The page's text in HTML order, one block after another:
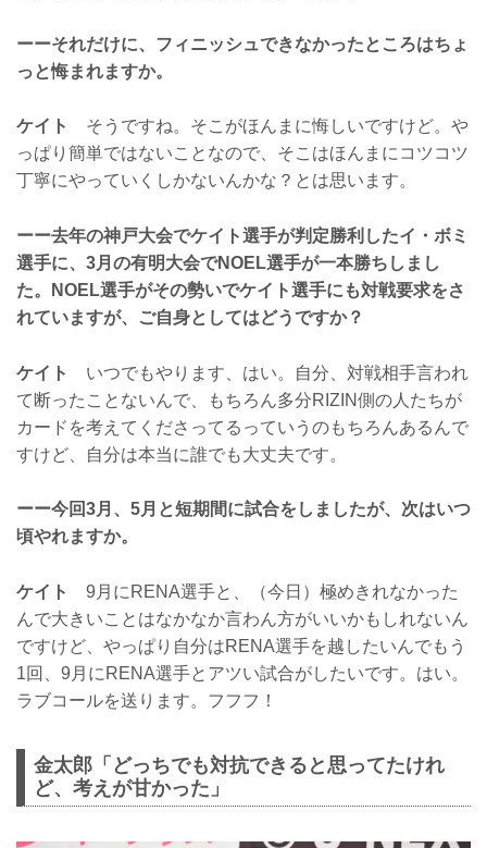
ーーそれだけに、フィニッシュできなかったところはちょ
っと悔まれますか。
ケイト
そうですね。そこがほんまに悔しいですけど。や
っぱり簡単ではないことなので、そこはほんまにコツコツ
丁寧にやっていくしかないんかな？とは思います。
ーー去年の神戸大会でケイト選手が判定勝利したイ・ボミ
選手に、3月の有明大会でNOEL選手が一本勝ちしまし
た。NOEL選手がその勢いでケイト選手にも対戦要求をさ
れていますが、ご自身としてはどうですか？
ケイト
いつでもやります、はい。自分、対戦相手言われ
て断ったことないんで、もちろん多分RIZIN側の人たちが
カードを考えてくださってるっていうのもちろんあるんで
すけど、自分は本当に誰でも大丈夫です。
ーー今回3月、5月と短期間に試合をしましたが、次はいつ
頃やれますか。
ケイト
9月にRENA選手と、（今日）極めきれなかった
んで大きいことはなかなか言わん方がいいかもしれないん
ですけど、やっぱり自分はRENA選手を越したいんでもう
1回、9月にRENA選手とアツい試合がしたいです。はい。
ラブコールを送ります。フフフ！
金太郎「どっちでも対抗できると思ってたけれ
ど、考えが甘かった」